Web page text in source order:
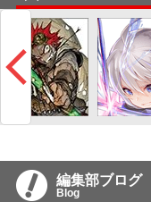
編集部ブログ
Blog